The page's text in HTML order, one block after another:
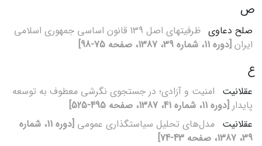
ص
صلح دعاوی
ظرفیت‏های اصل 139 قانون اساسی جمهوری اسلامی
ایران [دوره 11، شماره 39، 1387، صفحه 75-98]
ع
عقلانیت امنیت و آزادی؛ در جستجوی نگرشی معطوف به توسعه
پایدار [دوره 11، شماره 41، 1387، صفحه 495-525]
عقلانیت مدل‌های تحلیل سیاست‏گذاری عمومی
[دوره 11، شماره
39، 1387، صفحه 43-74]